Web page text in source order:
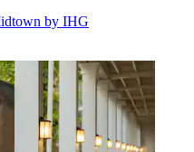
by IHG